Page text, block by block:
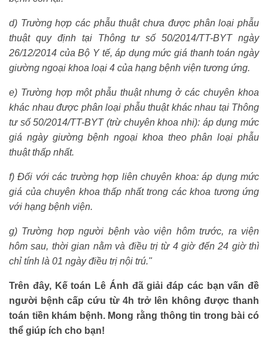
d) Trường hợp các phẫu thuật chưa được phân loại phẫu
thuật quy định tại Thông tư số 50/2014/TT-BYT ngày
26/12/2014 của Bộ Y tế, áp dụng mức giá thanh toán ngày
giường ngoại khoa loại 4 của hạng bệnh viện tương ứng.
e) Trường hợp một phẫu thuật nhưng ở các chuyên khoa
khác nhau được phân loại phẫu thuật khác nhau tại Thông
tư số 50/2014/TT-BYT (trừ chuyên khoa nhi): áp dụng mức
giá ngày giường bệnh ngoại khoa theo phân loại phẫu
thuật thấp nhất.
f) Đối với các trường hợp liên chuyên khoa: áp dụng mức
giá của chuyên khoa thấp nhất trong các khoa tương ứng
với hạng bệnh viện.
g) Trường hợp người bệnh vào viện hôm trước, ra viện
hôm sau, thời gian nằm và điều trị từ 4 giờ đến 24 giờ thì
chỉ tính là 01 ngày điều trị nội trú."
Trên đây, Kế toán Lê Ánh đã giải đáp các bạn vấn đề
người bệnh cấp cứu từ 4h trở lên không được thanh
toán tiền khám bệnh. Mong rằng thông tin trong bài có
thể giúp ích cho bạn!